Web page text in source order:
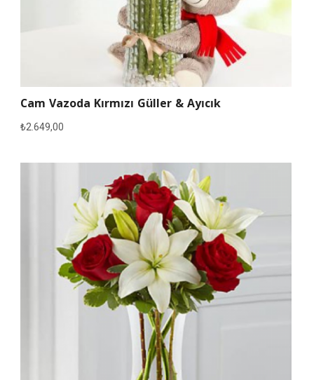
Cam Vazoda Kırmızı Güller & Ayıcık
₺2.649,00